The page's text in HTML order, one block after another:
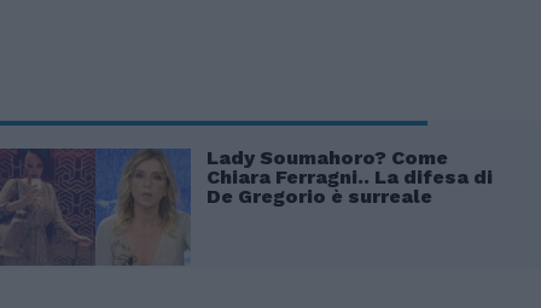
Lady Soumahoro? Come
Chiara Ferragni.. La difesa di
De Gregorio è surreale